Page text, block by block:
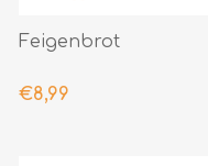
Feigenbrot
€8,99